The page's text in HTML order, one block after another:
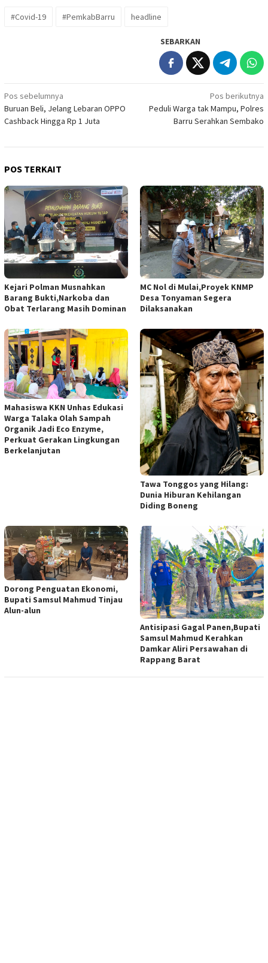
#Covid-19 #PemkabBarru headline
SEBARKAN
Navigasi
pos
Pos sebelumnya
Buruan Beli, Jelang Lebaran OPPO
Cashback Hingga Rp 1 Juta
Pos berikutnya
Peduli Warga tak Mampu, Polres
Barru Serahkan Sembako
POS TERKAIT
Kejari Polman Musnahkan
Barang Bukti,Narkoba dan
Obat Terlarang Masih Dominan
MC Nol di Mulai,Proyek KNMP
Desa Tonyaman Segera
Dilaksanakan
Mahasiswa KKN Unhas Edukasi
Warga Talaka Olah Sampah
Organik Jadi Eco Enzyme,
Perkuat Gerakan Lingkungan
Berkelanjutan
Tawa Tonggos yang Hilang:
Dunia Hiburan Kehilangan
Diding Boneng
Dorong Penguatan Ekonomi,
Bupati Samsul Mahmud Tinjau
Alun-alun
Antisipasi Gagal Panen,Bupati
Samsul Mahmud Kerahkan
Damkar Aliri Persawahan di
Rappang Barat